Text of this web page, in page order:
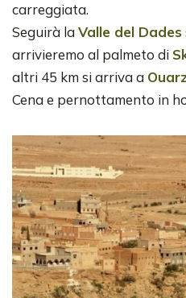
carreggiata.
Seguirà laValle del Dades
arrivieremo al palmeto di
altri 45 km si arriva a
Cena e pernottamento in